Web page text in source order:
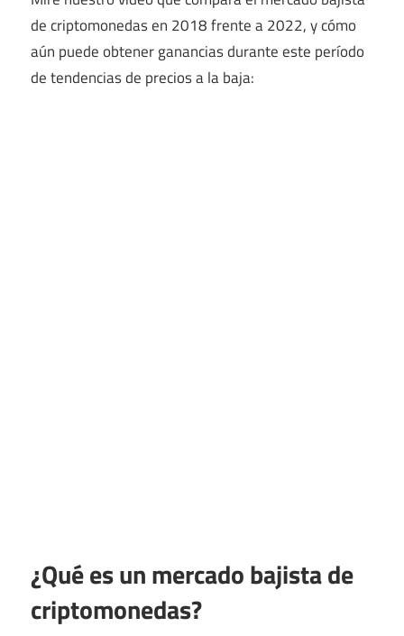
de criptomonedas en 2018 frente a 2022, y cómo
aún puede obtener ganancias durante este período
de tendencias de precios a la baja:
¿Qué es un mercado bajista de
criptomonedas?